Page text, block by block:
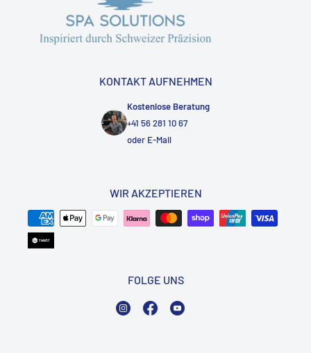
KONTAKT AUFNEHMEN
Kostenlose Beratung
+41 56 281 10 67
oder E-Mail
WIR AKZEPTIEREN
FOLGE UNS
InstagramFacebook